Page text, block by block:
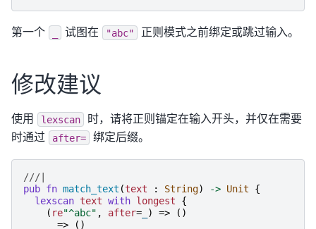
第一个 试图在 "abc" 正则模式之前绑定或跳过输入。
修改建议
使用 lexscan
时，请将正则锚定在输入开头，并仅在需要
时通过
after= 绑定后缀。
///|
pub fn match_text (text : String) -> Unit
{
lexscan text with longest
{
( re"^abc" , after= ) =>
()
=> ()